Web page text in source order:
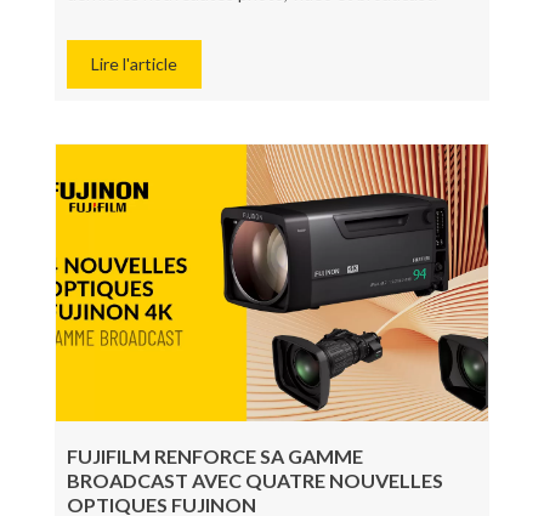
Lire l'article
FUJIFILM RENFORCE SA GAMME
BROADCAST AVEC QUATRE NOUVELLES
OPTIQUES FUJINON